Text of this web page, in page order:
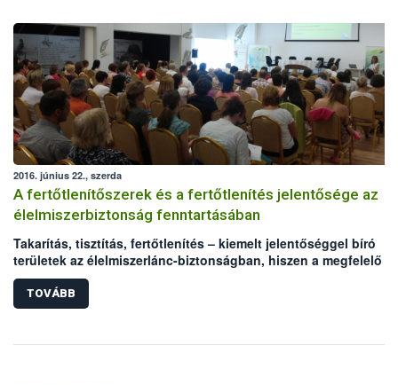
hibák javításához és a fejlesztéshez nyújt szakmai segítséget.
2016. június 22., szerda
A fertőtlenítőszerek és a fertőtlenítés jelentősége az
élelmiszerbiztonság fenntartásában
Takarítás, tisztítás, fertőtlenítés – kiemelt jelentőséggel bíró
területek az élelmiszerlánc-biztonságban, hiszen a megfelelő
higiénia kialakítása, fenntartása az élelmiszerek biztonságát és
minőségét befolyásolja. A nem megfelelő hatékonyságú, vagy
rosszul használt fertőtlenítő szerek súlyos élelmiszerbiztonsági
Hivatal (NÉBIH) az Országos Tisztifőorvosi Hivatallal (OTH)
TOVÁBB